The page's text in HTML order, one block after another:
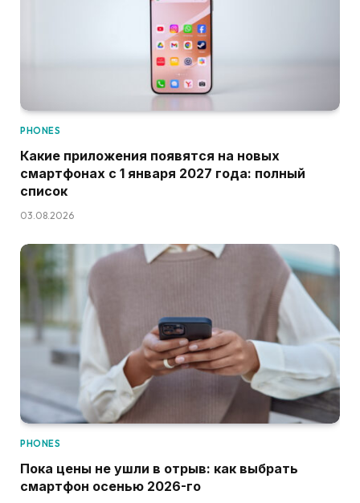
PHONES
Какие приложения появятся на новых
смартфонах с 1 января 2027 года: полный
список
03.08.2026
PHONES
Пока цены не ушли в отрыв: как выбрать
смартфон осенью 2026-го